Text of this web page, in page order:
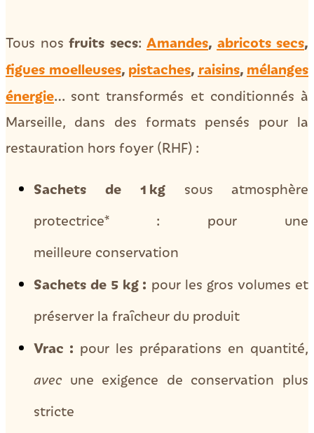
Tous nos fruits secs: Amandes, abricots secs,
figues moelleuses, pistaches, raisins, mélanges
énergie… sont transformés et conditionnés à
Marseille, dans des formats pensés pour la
restauration hors foyer (RHF) :
Sachets de 1 kg sous atmosphère
protectrice* : pour une
meilleure conservation
Sachets de 5 kg : pour les gros volumes et
préserver la fraîcheur du produit
Vrac : pour les préparations en quantité,
avecune exigence de conservation plus
stricte